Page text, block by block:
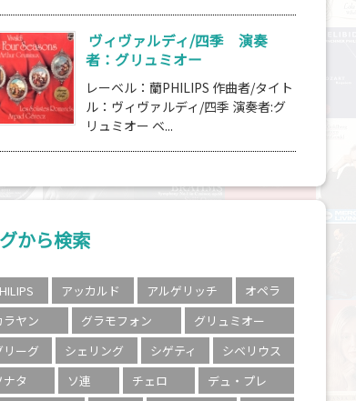
ヴィヴァルディ/四季 演奏
者：グリュミオー
レーベル：蘭PHILIPS 作曲者/タイト
ル：ヴィヴァルディ/四季 演奏者:グ
リュミオー ベ...
から検索
アッカルド アルゲリッチ
オペラ
ラヤン
グラモフォン
グリュミオー
リーグ
シェリング シゲティ
シベリウス
ナタ
ソ連 チェロ
デュ・プレ